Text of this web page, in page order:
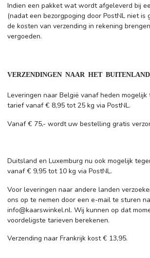
Indien een pakket wat wordt afgeleverd bij
(nadat een bezorgpoging door PostNL niet is
de kosten van verzending in rekening
vergoeden.
VERZENDINGEN NAAR HET BUITENLAND
Leveringen naar België vanaf heden mogelijk
tarief vanaf € 8,95 tot 25 kg via PostNL.
Vanaf € 75,- wordt uw bestelling gratis
Duitsland en Luxemburg nu ook mogelijk
vanaf € 9,95 tot 10 kg via PostNL.
Voor leveringen naar andere landen
ons op te nemen door een e-mail te sturen
info@kaarswinkel.nl. Wij kunnen op dat
voordeligste tarieven berekenen.
Verzending naar Frankrijk kost € 13,95.